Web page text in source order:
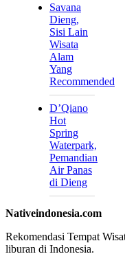
Savana
Dieng,
Sisi Lain
Wisata
Alam
Yang
Recommended
D’Qiano
Hot
Spring
Waterpark,
Pemandian
Air Panas
di Dieng
Nativeindonesia.com
Rekomendasi Tempat
liburan di Indonesia.